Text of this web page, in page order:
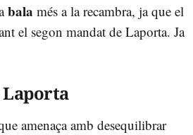
bala més a la recambra, ja que el
el segon mandat de Laporta. Ja
Laporta
amenaça amb desequilibrar